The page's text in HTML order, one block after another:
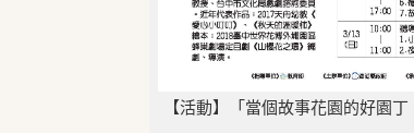
【活動】「當個故事花園的好園